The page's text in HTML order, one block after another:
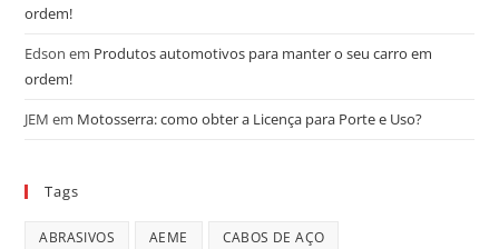
ordem!
Edson em Produtos automotivos para manter o seu carro em
ordem!
JEM em Motosserra: como obter a Licença para Porte e Uso?
Tags
ABRASIVOS AEME CABOS DE AÇO